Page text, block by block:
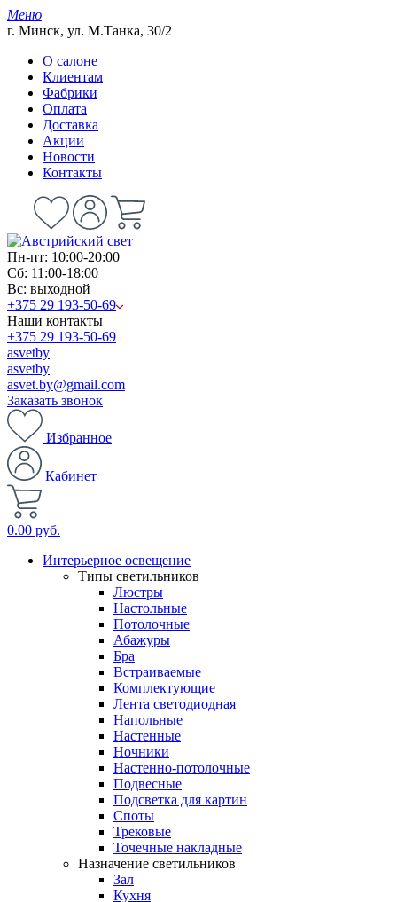
Меню
г. Минск, ул. М.Танка, 30/2
О салоне
Клиентам
Фабрики
Оплата
Доставка
Акции
Новости
Контакты
Пн-пт: 10:00-20:00
Сб: 11:00-18:00
Вс: выходной
+375 29 193-50-69
Наши контакты
+375 29 193-50-69
asvetby
asvetby
asvet.by@gmail.com
Заказать звонок
Избранное
Кабинет
0.00 руб.
Интерьерное освещение
Типы светильников
Люстры
Настольные
Потолочные
Абажуры
Бра
Встраиваемые
Комплектующие
Лента светодиодная
Напольные
Настенные
Ночники
Настенно-потолочные
Подвесные
Подсветка для картин
Споты
Трековые
Точечные накладные
Назначение светильников
Зал
Кухня